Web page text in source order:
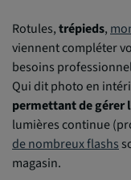
Rotules,trépieds,
viennent compléter
besoins
Qui dit photo en
permettant de gérer
lumières continue
de nombreux flashs
magasin.